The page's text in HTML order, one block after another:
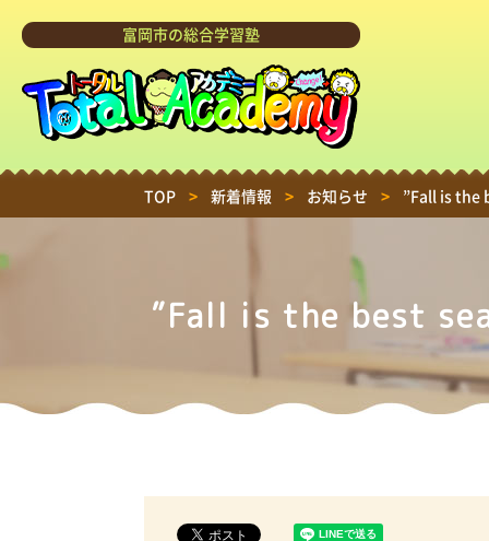
富岡市の総合学習塾
TOP > 新着情報 > お知らせ > ”Fall is the
”Fall is the best